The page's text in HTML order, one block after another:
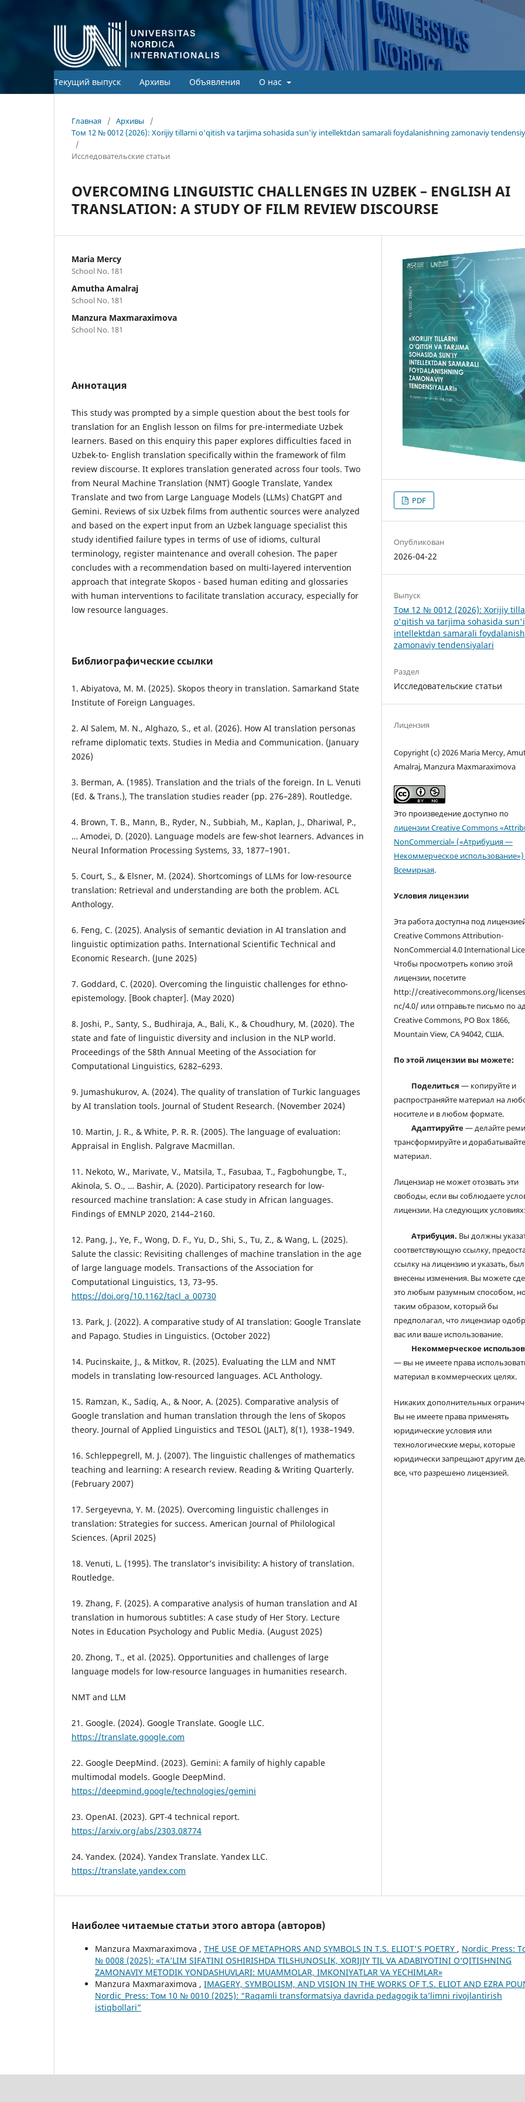
Текущий выпуск Архивы Объявления О нас
Главная / Архивы
/
Том 12 № 0012 (2026): Xorijiy tillarni o'qitish va tarjima sohasida sun'iy intellektdan samarali foydalanishning zamonaviy
/
Исследовательские статьи
OVERCOMING LINGUISTIC CHALLENGES IN UZBEK – ENGLISH AI
TRANSLATION: A STUDY OF FILM REVIEW DISCOURSE
Maria Mercy
School No. 181
Amutha Amalraj
School No. 181
Manzura Maxmaraximova
School No. 181
Аннотация
This study was prompted by a simple question about the best tools for
translation for an English lesson on films for pre-intermediate Uzbek
learners. Based on this enquiry this paper explores difficulties faced in
Uzbek-to- English translation specifically within the framework of film
review discourse. It explores translation generated across four tools. Two
from Neural Machine Translation (NMT) Google Translate, Yandex
Translate and two from Large Language Models (LLMs) ChatGPT and
Gemini. Reviews of six Uzbek films from authentic sources were analyzed
and based on the expert input from an Uzbek language specialist this
study identified failure types in terms of use of idioms, cultural
terminology, register maintenance and overall cohesion. The paper
concludes with a recommendation based on multi-layered intervention
approach that integrate Skopos - based human editing and glossaries
with human interventions to facilitate translation accuracy, especially for
low resource languages.
Библиографические ссылки
1. Abiyatova, M. M. (2025). Skopos theory in translation. Samarkand State
Institute of Foreign Languages.
2. Al Salem, M. N., Alghazo, S., et al. (2026). How AI translation personas
reframe diplomatic texts. Studies in Media and Communication. (January
2026)
3. Berman, A. (1985). Translation and the trials of the foreign. In L. Venuti
(Ed. & Trans.), The translation studies reader (pp. 276–289). Routledge.
4. Brown, T. B., Mann, B., Ryder, N., Subbiah, M., Kaplan, J., Dhariwal, P.,
… Amodei, D. (2020). Language models are few-shot learners. Advances in
Neural Information Processing Systems, 33, 1877–1901.
5. Court, S., & Elsner, M. (2024). Shortcomings of LLMs for low-resource
translation: Retrieval and understanding are both the problem. ACL
Anthology.
6. Feng, C. (2025). Analysis of semantic deviation in AI translation and
linguistic optimization paths. International Scientific Technical and
Economic Research. (June 2025)
7. Goddard, C. (2020). Overcoming the linguistic challenges for ethno-
epistemology. [Book chapter]. (May 2020)
8. Joshi, P., Santy, S., Budhiraja, A., Bali, K., & Choudhury, M. (2020). The
state and fate of linguistic diversity and inclusion in the NLP world.
Proceedings of the 58th Annual Meeting of the Association for
Computational Linguistics, 6282–6293.
9. Jumashukurov, A. (2024). The quality of translation of Turkic languages
by AI translation tools. Journal of Student Research. (November 2024)
10. Martin, J. R., & White, P. R. R. (2005). The language of evaluation:
Appraisal in English. Palgrave Macmillan.
11. Nekoto, W., Marivate, V., Matsila, T., Fasubaa, T., Fagbohungbe, T.,
Akinola, S. O., … Bashir, A. (2020). Participatory research for low-
resourced machine translation: A case study in African languages.
Findings of EMNLP 2020, 2144–2160.
12. Pang, J., Ye, F., Wong, D. F., Yu, D., Shi, S., Tu, Z., & Wang, L. (2025).
Salute the classic: Revisiting challenges of machine translation in the age
of large language models. Transactions of the Association for
Computational Linguistics, 13, 73–95.
https://doi.org/10.1162/tacl_a_00730
13. Park, J. (2022). A comparative study of AI translation: Google Translate
and Papago. Studies in Linguistics. (October 2022)
14. Pucinskaite, J., & Mitkov, R. (2025). Evaluating the LLM and NMT
models in translating low-resourced languages. ACL Anthology.
15. Ramzan, K., Sadiq, A., & Noor, A. (2025). Comparative analysis of
Google translation and human translation through the lens of Skopos
theory. Journal of Applied Linguistics and TESOL (JALT), 8(1), 1938–1949.
16. Schleppegrell, M. J. (2007). The linguistic challenges of mathematics
teaching and learning: A research review. Reading & Writing Quarterly.
(February 2007)
17. Sergeyevna, Y. M. (2025). Overcoming linguistic challenges in
translation: Strategies for success. American Journal of Philological
Sciences. (April 2025)
18. Venuti, L. (1995). The translator’s invisibility: A history of translation.
Routledge.
19. Zhang, F. (2025). A comparative analysis of human translation and AI
translation in humorous subtitles: A case study of Her Story. Lecture
Notes in Education Psychology and Public Media. (August 2025)
20. Zhong, T., et al. (2025). Opportunities and challenges of large
language models for low-resource languages in humanities research.
NMT and LLM
21. Google. (2024). Google Translate. Google LLC.
https://translate.google.com
22. Google DeepMind. (2023). Gemini: A family of highly capable
multimodal models. Google DeepMind.
https://deepmind.google/technologies/gemini
23. OpenAI. (2023). GPT-4 technical report.
https://arxiv.org/abs/2303.08774
24. Yandex. (2024). Yandex Translate. Yandex LLC.
https://translate.yandex.com
PDF
Опубликован
2026-04-22
Выпуск
Том 12 № 0012 (2026): Xorijiy
o'qitish va tarjima sohasida
intellektdan samarali
zamonaviy tendensiyalari
Раздел
Исследовательские статьи
Лицензия
Copyright (c) 2026 Maria Mercy,
Amalraj, Manzura Maxmaraximova
Это произведение доступно по
лицензии Creative Commons
NonCommercial» («Атрибуция —
Некоммерческое использование»)
Всемирная.
Условия лицензии
Эта работа доступна под
Creative Commons Attribution-
NonCommercial 4.0 International
Чтобы просмотреть копию этой
лицензии, посетите
http://creativecommons.org/
nc/4.0/ или отправьте письмо по
Creative Commons, PO Box 1866,
Mountain View, CA 94042, США.
По этой лицензии вы можете:
Поделиться — копируйте и
распространяйте материал на
носителе и в любом формате.
Адаптируйте— делайте
трансформируйте и дорабатывайте
материал.
Лицензиар не может отозвать эти
свободы, если вы соблюдаете
лицензии. На следующих условиях:
Атрибуция. Вы должны
соответствующую ссылку,
ссылку на лицензию и указать,
внесены изменения. Вы можете
это любым разумным способом,
таким образом, который бы
предполагал, что лицензиар
вас или ваше использование.
Некоммерческое
— вы не имеете права
материал в коммерческих целях.
Никаких дополнительных
Вы не имеете права применять
юридические условия или
технологические меры, которые
юридически запрещают другим
все, что разрешено лицензией.
Наиболее читаемые статьи этого автора (авторов)
Manzura Maxmaraximova , THE USE OF METAPHORS AND SYMBOLS IN T.S. ELIOT'S POETRY , Nordic_Press:
№ 0008 (2025): «TA’LIM SIFATINI OSHIRISHDA TILSHUNOSLIK, XORIJIY TIL VA ADABIYOTINI O‘QITISHNING
ZAMONAVIY METODIK YONDASHUVLARI: MUAMMOLAR, IMKONIYATLAR VA YECHIMLAR»
Manzura Maxmaraximova , IMAGERY, SYMBOLISM, AND VISION IN THE WORKS OF T.S. ELIOT AND EZRA
Nordic_Press: Том 10 № 0010 (2025): “Raqamli transformatsiya davrida pedagogik ta’limni rivojlantirish
istiqbollari”